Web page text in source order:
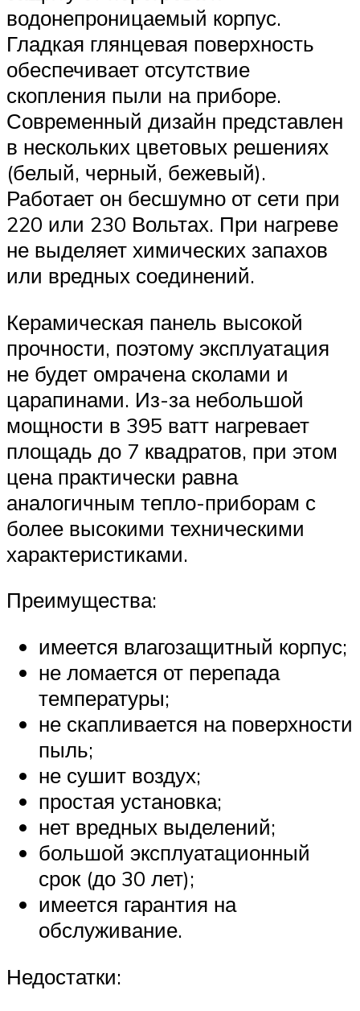
водонепроницаемый корпус.
Гладкая глянцевая поверхность
обеспечивает отсутствие
скопления пыли на приборе.
Современный дизайн представлен
в нескольких цветовых решениях
(белый, черный, бежевый).
Работает он бесшумно от сети при
220 или 230 Вольтах. При нагреве
не выделяет химических запахов
или вредных соединений.
Керамическая панель высокой
прочности, поэтому эксплуатация
не будет омрачена сколами и
царапинами. Из-за небольшой
мощности в 395 ватт нагревает
площадь до 7 квадратов, при этом
цена практически равна
аналогичным тепло-приборам с
более высокими техническими
характеристиками.
Преимущества:
имеется влагозащитный корпус;
не ломается от перепада
температуры;
не скапливается на поверхности
пыль;
не сушит воздух;
простая установка;
нет вредных выделений;
большой эксплуатационный
срок (до 30 лет);
имеется гарантия на
обслуживание.
Недостатки: